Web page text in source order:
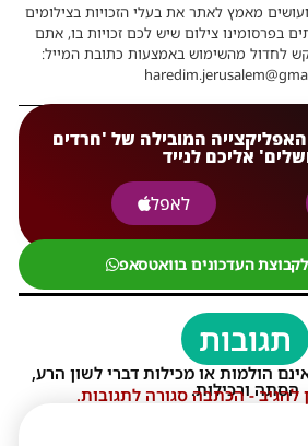
ועושים מאמץ לאתר את בעלי הזכויות בצילומים
בפרסומינו צילום שיש לכם זכויות בו, אתם
לחדול מהשימוש באמצעות כתובת המייל:
האפליקצייה המובילה של 'חרדים
אליכם לנייד
לאפל
העדכונים בוואטסאפ
תגובות
הולמות או מכילות דברי לשון הרע,
הסתה ורכילות.
להגיב - הכתבה סגורה לתגובות.